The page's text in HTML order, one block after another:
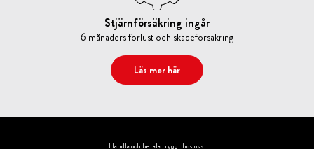
Stjärnförsäkring ingår
6 månaders förlust och skadeförsäkring
Läs mer här
Handla och betala tryggt hos oss: